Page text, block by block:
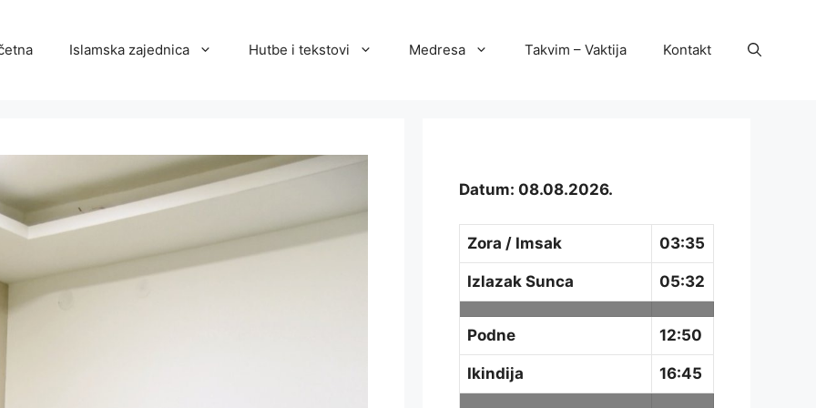
Islamska zajednica Hutbe i tekstovi Medresa Takvim – Vaktija Kontakt
Datum: 08.08.2026.
Zora / Imsak 03:35
Izlazak Sunca 05:32
Podne 12:50
Ikindija 16:45